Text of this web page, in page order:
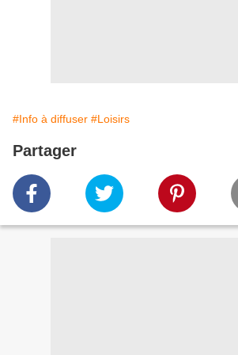
#Info à diffuser #Loisirs
Partager